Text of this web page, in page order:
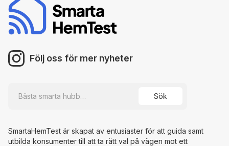
Följ oss för mer nyheter
SmartaHemTest är skapat av entusiaster för att guida samt
utbilda konsumenter till att ta rätt val på vägen mot ett